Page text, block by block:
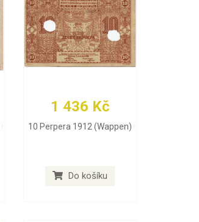
1 436 Kč
10 Perpera 1912 (Wappen)
Do košíku